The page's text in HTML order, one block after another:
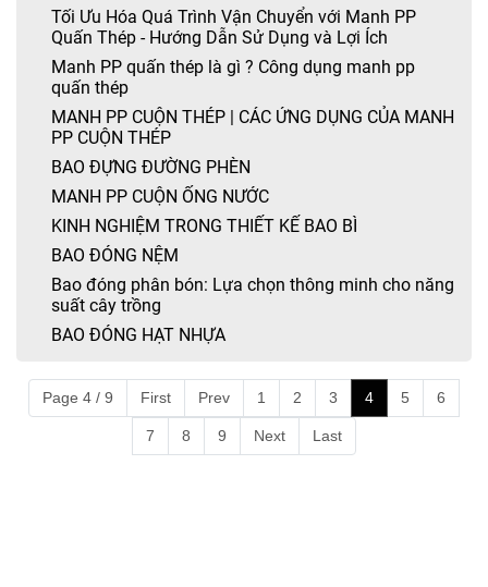
Tối Ưu Hóa Quá Trình Vận Chuyển với Manh PP
Quấn Thép - Hướng Dẫn Sử Dụng và Lợi Ích
Manh PP quấn thép là gì ? Công dụng manh pp
quấn thép
MANH PP CUỘN THÉP | CÁC ỨNG DỤNG CỦA MANH
PP CUỘN THÉP
BAO ĐỰNG ĐƯỜNG PHÈN
MANH PP CUỘN ỐNG NƯỚC
KINH NGHIỆM TRONG THIẾT KẾ BAO BÌ
BAO ĐÓNG NỆM
Bao đóng phân bón: Lựa chọn thông minh cho năng
suất cây trồng
BAO ĐÓNG HẠT NHỰA
Page 4 / 9 First Prev 1 2 3 4 5 6
7 8 9 Next Last